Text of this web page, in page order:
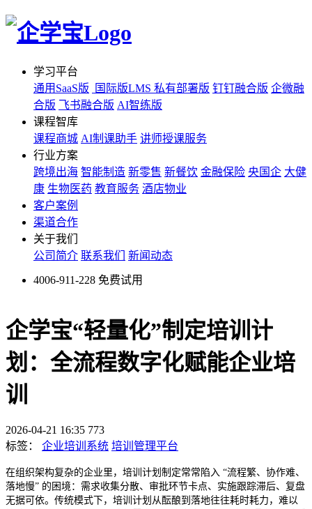
学习平台
通用SaaS版
国际版LMS 私有部署版 钉钉融合版 企微融
合版 飞书融合版 AI智练版
课程智库
课程商城 AI制课助手 讲师授课服务
行业方案
跨境出海 智能制造 新零售 新餐饮 金融保险 央国企 大健
康 生物医药 教育服务 酒店物业
客户案例
渠道合作
关于我们
公司简介 联系我们 新闻动态
4006-911-228 免费试用
企学宝“轻量化”制定培训计
划：全流程数字化赋能企业培
训
2026-04-21 16:35 773
标签：
企业培训系统 培训管理平台
在组织架构复杂的企业里，培训计划制定常常陷入 “流程繁、协作难、
落地慢” 的困境：需求收集分散、审批环节卡点、实施跟踪滞后、复盘
无据可依。传统模式下，培训计划从酝酿到落地往往耗时耗力，难以